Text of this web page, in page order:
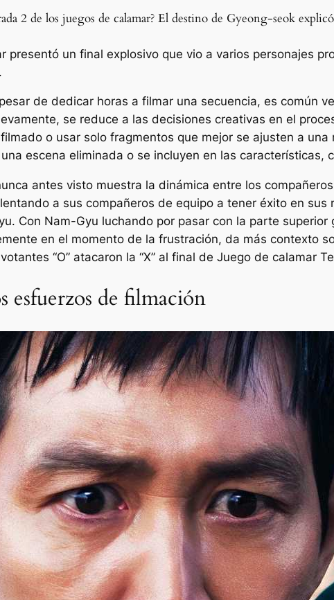
2 de los juegos de calamar? El destino de Gyeong-seok explicó
presentó un final explosivo que vio a varios personajes
de dedicar horas a filmar una secuencia, es común
se reduce a las decisiones creativas en el
o usar solo fragmentos que mejor se ajusten a
escena eliminada o se incluyen en las características,
antes visto muestra la dinámica entre los
a sus compañeros de equipo a tener éxito en sus
Con Nam-Gyu luchando por pasar con la parte
en el momento de la frustración, da más contexto
“O” atacaron la “X” al final de Juego de calamar
esfuerzos de filmación